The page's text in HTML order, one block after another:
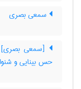
سمعی بصری
[سمعی بصری]
حس بینایی و